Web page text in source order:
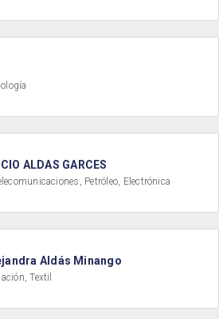
ALDAS GARCES
Petróleo, Electrónica
Aldás Minango
Textil